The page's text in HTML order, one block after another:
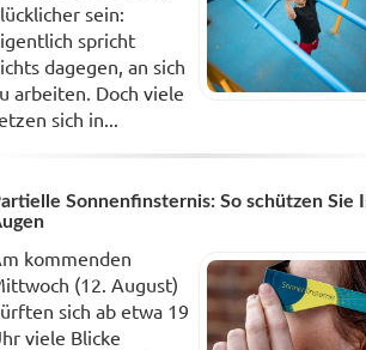
sein:
spricht
dagegen, an sich
arbeiten. Doch viele
sich in...
Sonnenfinsternis: So schützen Sie
kommenden
(12. August)
sich ab etwa 19
viele Blicke